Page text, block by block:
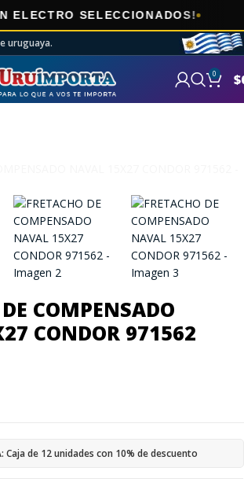
SELECCIONADOS!
uruguaya.
0 $
COMPENSADO
CONDOR 971562
Caja de 12 unidades con 10% de descuento